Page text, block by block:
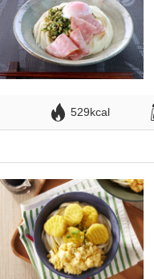
529kcal